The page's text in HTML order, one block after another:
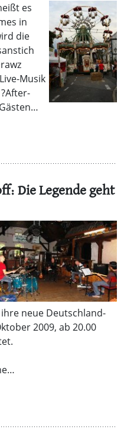
es
in
die
Musik
Die Legende geht
neue Deutschland-
2009, ab 20.00